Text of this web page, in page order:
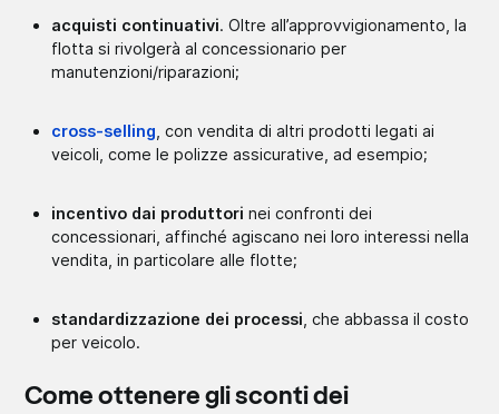
acquisti continuativi. Oltre all’approvvigionamento, la
flotta si rivolgerà al concessionario per
manutenzioni/riparazioni;
cross-selling , con vendita di altri prodotti legati ai
veicoli, come le polizze assicurative, ad esempio;
incentivo dai produttori nei confronti dei
concessionari, affinché agiscano nei loro interessi nella
vendita, in particolare alle flotte;
standardizzazione dei processi , che abbassa il costo
per veicolo.
Come ottenere gli sconti dei